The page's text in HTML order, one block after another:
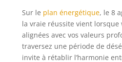
Sur le plan énergétique, le 8
la vraie réussite vient lorsque
alignées avec vos valeurs
traversez une période de
invite à rétablir l’harmonie